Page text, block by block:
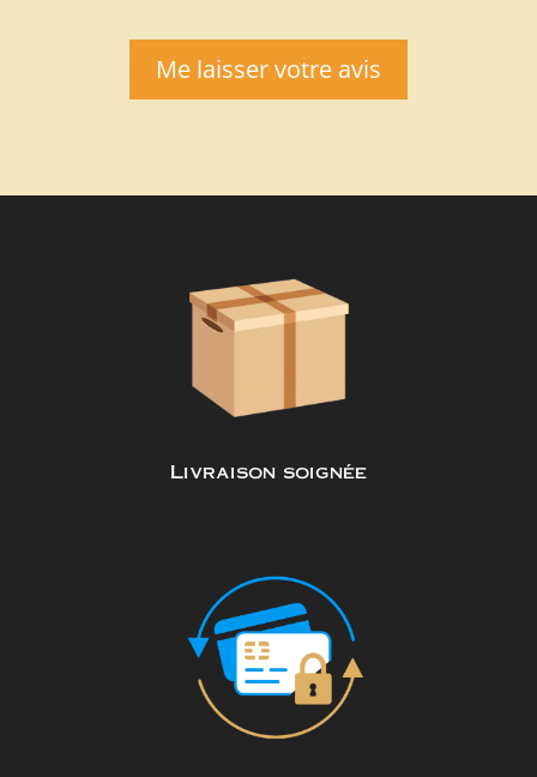
Me laisser votre avis
Livraison soignée